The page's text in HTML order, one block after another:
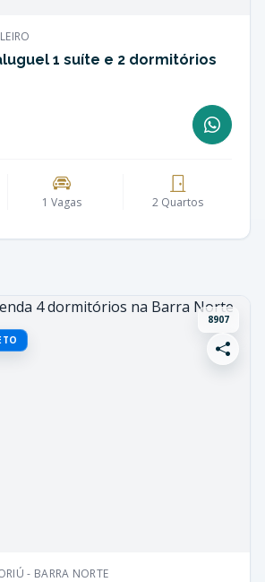
1 suíte e 2 dormitórios
1 Vagas 2 Quartos
8907
- BARRA NORTE